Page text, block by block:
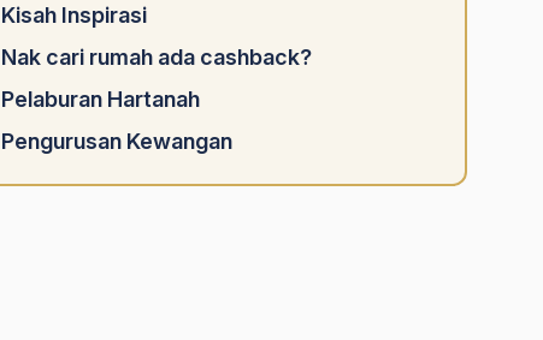
Kisah Inspirasi
Nak cari rumah ada cashback?
Pelaburan Hartanah
Pengurusan Kewangan